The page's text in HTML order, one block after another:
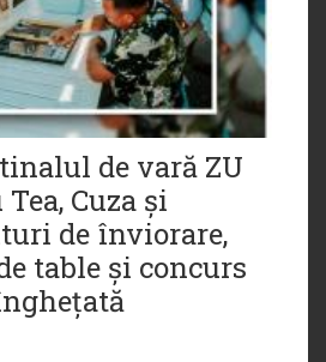
de vară ZU
Cuza și
de înviorare,
table și concurs